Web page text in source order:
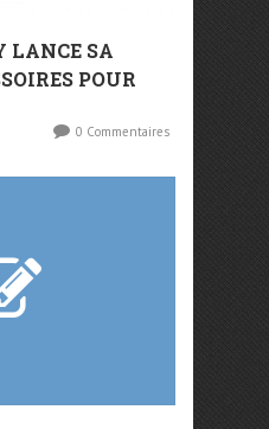
LANCE SA
POUR
0 Commentaires